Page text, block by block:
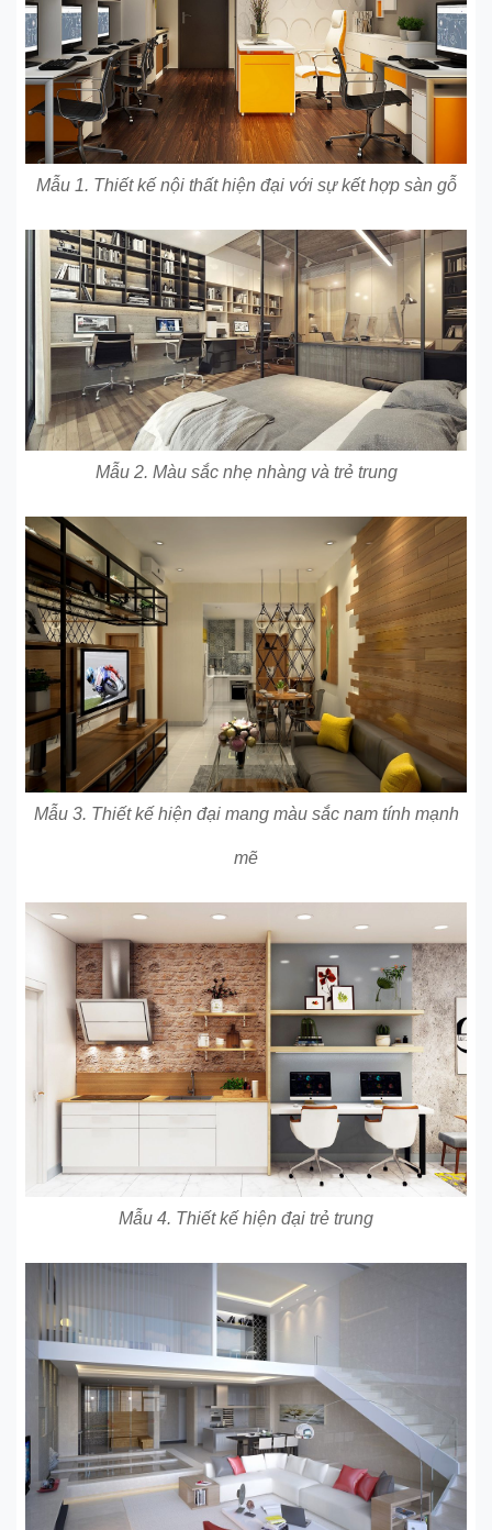
Mẫu 1. Thiết kế nội thất hiện đại với sự kết hợp sàn gỗ
Mẫu 2. Màu sắc nhẹ nhàng và trẻ trung
Mẫu 3. Thiết kế hiện đại mang màu sắc nam tính mạnh
mẽ
Mẫu 4. Thiết kế hiện đại trẻ trung